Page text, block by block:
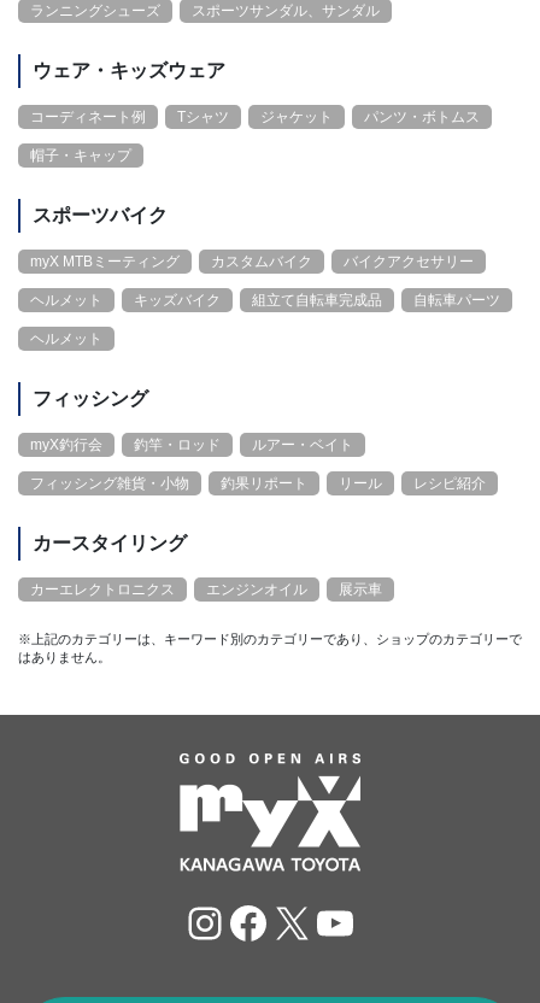
ランニングシューズ スポーツサンダル、サンダル
ウェア・キッズウェア
コーディネート例 Tシャツ ジャケット パンツ・ボトムス
帽子・キャップ
スポーツバイク
myX MTBミーティング カスタムバイク バイクアクセサリー
ヘルメット キッズバイク 組立て自転車完成品 自転車パーツ
ヘルメット
フィッシング
myX釣行会 釣竿・ロッド ルアー・ベイト
フィッシング雑貨・小物 釣果リポート リール レシピ紹介
カースタイリング
カーエレクトロニクス エンジンオイル 展示車
※上記のカテゴリーは、キーワード別のカテゴリーであり、ショップのカテゴリーで
はありません。
Instagram
Facebook
X YouTube